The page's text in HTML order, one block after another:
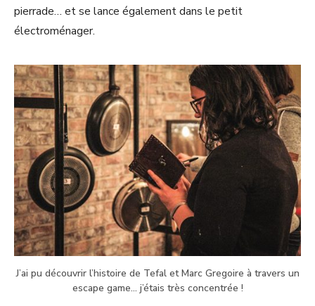
pierrade… et se lance également dans le petit
électroménager.
J’ai pu découvrir l’histoire de Tefal et Marc Gregoire à travers un
escape game… j’étais très concentrée !